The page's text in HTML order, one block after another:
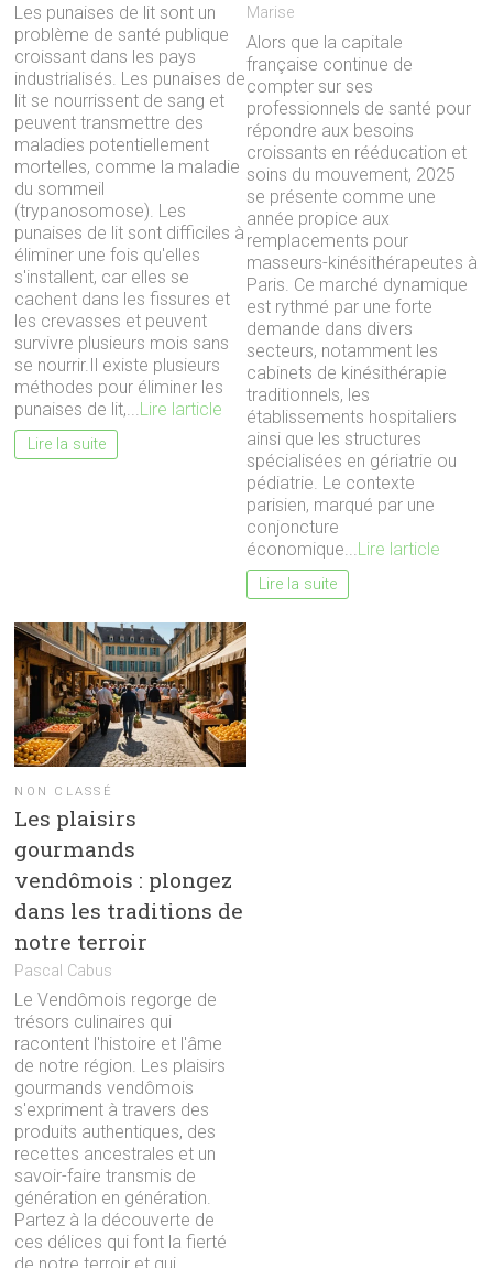
Les punaises de lit sont un
problème de santé publique
croissant dans les pays
industrialisés. Les punaises de
lit se nourrissent de sang et
peuvent transmettre des
maladies potentiellement
mortelles, comme la maladie
du sommeil
(trypanosomose). Les
punaises de lit sont difficiles à
éliminer une fois qu'elles
s'installent, car elles se
cachent dans les fissures et
les crevasses et peuvent
survivre plusieurs mois sans
se nourrir.Il existe plusieurs
méthodes pour éliminer les
punaises de lit,...Lire larticle
Lire la suite
Marise
Alors que la capitale
française continue de
compter sur ses
professionnels de santé pour
répondre aux besoins
croissants en rééducation et
soins du mouvement, 2025
se présente comme une
année propice aux
remplacements pour
masseurs-kinésithérapeutes à
Paris. Ce marché dynamique
est rythmé par une forte
demande dans divers
secteurs, notamment les
cabinets de kinésithérapie
traditionnels, les
établissements hospitaliers
ainsi que les structures
spécialisées en gériatrie ou
pédiatrie. Le contexte
parisien, marqué par une
conjoncture
économique... Lire larticle
Lire la suite
NON CLASSÉ
Les plaisirs
gourmands
vendômois : plongez
dans les traditions de
notre terroir
Pascal Cabus
Le Vendômois regorge de
trésors culinaires qui
racontent l'histoire et l'âme
de notre région. Les plaisirs
gourmands vendômois
s'expriment à travers des
produits authentiques, des
recettes ancestrales et un
savoir-faire transmis de
génération en génération.
Partez à la découverte de
ces délices qui font la fierté